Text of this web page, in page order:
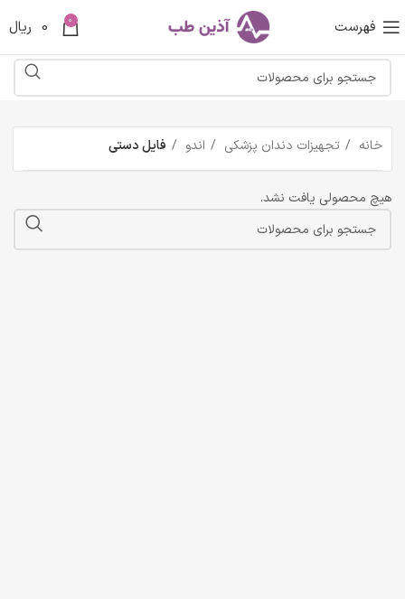
فهرست 0
0 ریال
خانه تجهیزات دندان پزشکی اندو فایل دستی
هیچ محصولی یافت نشد.